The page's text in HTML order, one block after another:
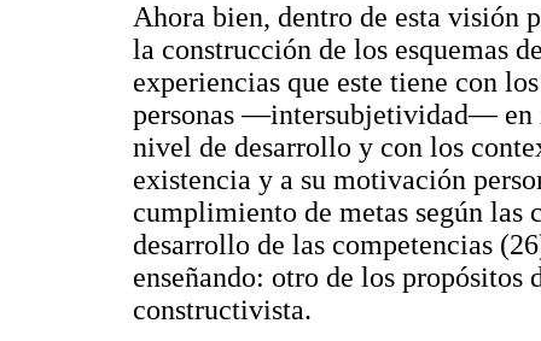
Ahora bien, dentro de esta visión
la construcción de los esquemas
experiencias que este tiene con
personas —intersubjetividad— en
nivel de desarrollo y con los
existencia y a su motivación
cumplimiento de metas según
desarrollo de las competencias
enseñando: otro de los propósitos
constructivista.